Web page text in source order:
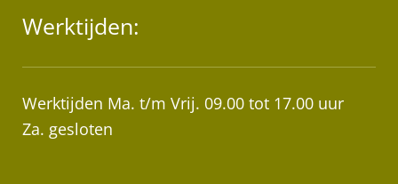
Werktijden:
Werktijden Ma. t/m Vrij. 09.00 tot 17.00 uur
Za. gesloten